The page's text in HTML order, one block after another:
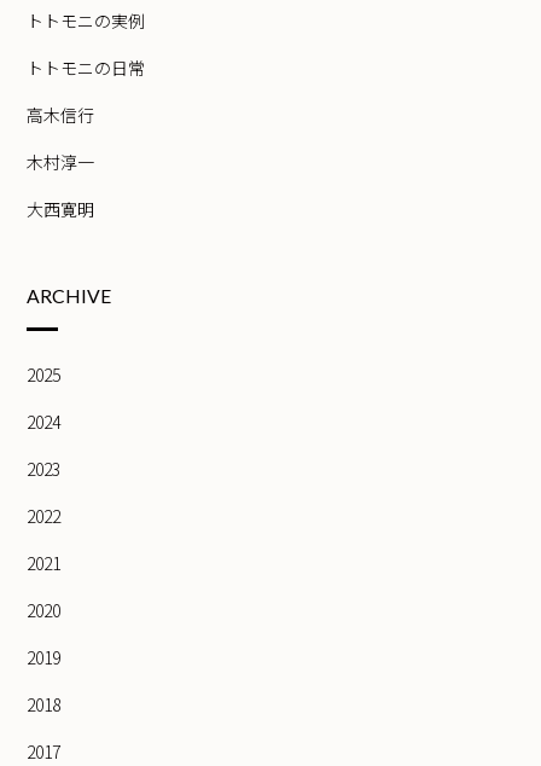
トトモニの実例
トトモニの日常
高木信行
木村淳一
大西寛明
ARCHIVE
2025
2024
2023
2022
2021
2020
2019
2018
2017